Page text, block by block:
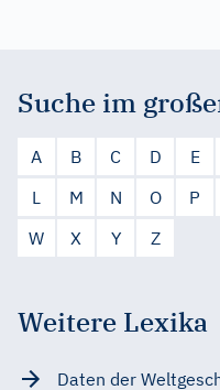
Suche im
A B C D E
L
M N O P
W
X Y Z
Weitere Lexika
Daten der